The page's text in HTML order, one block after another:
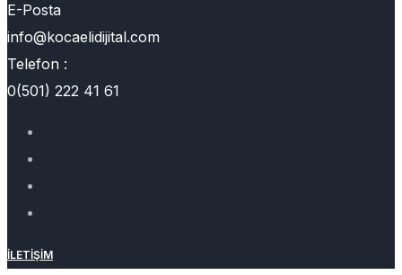
E-Posta
info@kocaelidijital.com
Telefon :
0(501) 222 41 61
İLETIŞIM